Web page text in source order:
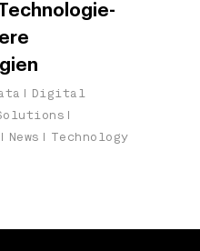
Digital
News
Technology